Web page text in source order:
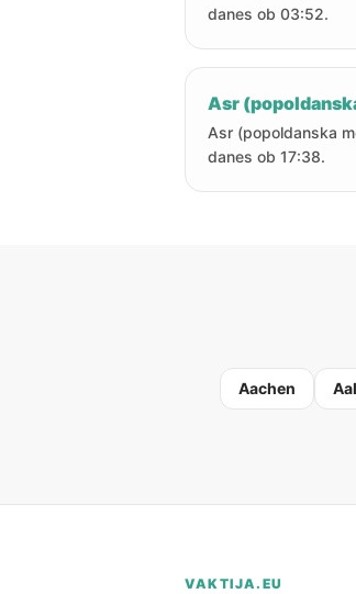
danes ob 03:52.
Asr
Asr (popoldanska
danes ob 17:38.
Aachen
VAKTIJA.EU